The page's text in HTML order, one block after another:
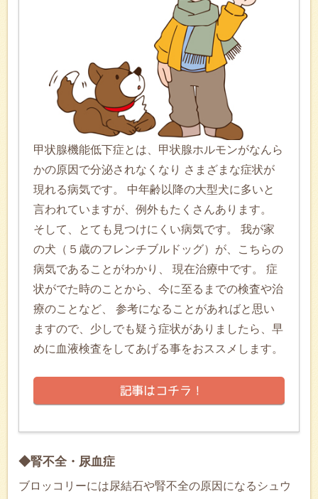
甲状腺機能低下症とは、甲状腺ホルモンがなんら
かの原因で分泌されなくなり さまざまな症状が
現れる病気です。 中年齢以降の大型犬に多いと
言われていますが、例外もたくさんあります。
そして、とても見つけにくい病気です。 我が家
の犬（５歳のフレンチブルドッグ）が、こちらの
病気であることがわかり、 現在治療中です。 症
状がでた時のことから、今に至るまでの検査や治
療のことなど、 参考になることがあればと思い
ますので、少しでも疑う症状がありましたら、早
めに血液検査をしてあげる事をおススメします。
◆腎不全・尿血症
ブロッコリーには尿結石や腎不全の原因になるシュウ